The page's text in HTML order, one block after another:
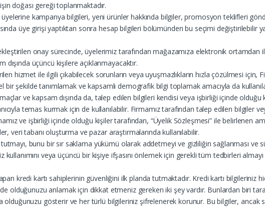
doğası gereği toplanmaktadır.
kampanya bilgileri, yeni ürünler hakkında bilgiler, promosyon teklifleri
üye girişi yaptıktan sonra hesap bilgileri bölümünden bu seçimi değiştirilebilir
onay sürecinde, üyelerimiz tarafından mağazamıza elektronik ortamdan
üçüncü kişilere açıklanmayacaktır.
hizmet ile ilgili çıkabilecek sorunların veya uyuşmazlıkların hızla çözülmesi
bir şekilde tanımlamak ve kapsamlı demografik bilgi toplamak amacıyla da
ve kapsam dışında da, talep edilen bilgileri kendisi veya işbirliği içinde
temas kurmak için de kullanılabilir. Firmamız tarafından talep edilen bilgiler
ve işbirliği içinde olduğu kişiler tarafından, “Üyelik Sözleşmesi” ile belirlenen
veri tabanı oluşturma ve pazar araştırmalarında kullanılabilir.
bunu bir sır saklama yükümü olarak addetmeyi ve gizliliğin sağlanması ve
kullanımını veya üçüncü bir kişiye ifşasını önlemek için gerekli tüm tedbirleri
kredi kartı sahiplerinin güvenliğini ilk planda tutmaktadır. Kredi kartı bilgileriniz
olduğunuzu anlamak için dikkat etmeniz gereken iki şey vardır. Bunlardan biri
olduğunuzu gösterir ve her türlü bilgileriniz şifrelenerek korunur. Bu bilgiler, ancak